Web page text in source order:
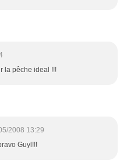
la pêche ideal !!!
2008 13:29
Guyl!!!